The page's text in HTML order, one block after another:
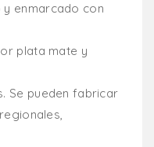
enmarcado con
plata mate y
Se pueden fabricar